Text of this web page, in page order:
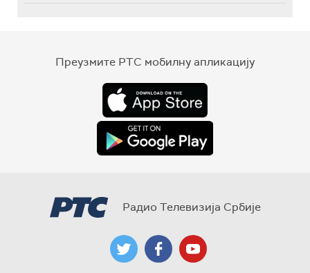
Преузмите РТС мобилну апликацију
Радио Телевизија Србије